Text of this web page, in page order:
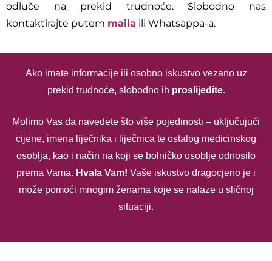
odluče na prekid trudnoće. Slobodno nas
kontaktirajte putem maila ili Whatsappa-a.
Ako imate informacije ili osobno iskustvo vezano uz
prekid trudnoće, slobodno ih proslijedite.
Molimo Vas da navedete što više pojedinosti – uključujući
cijene, imena liječnika i liječnica te ostalog medicinskog
osoblja, kao i način na koji se bolničko osoblje odnosilo
prema Vama. Hvala Vam! Vaše iskustvo dragocjeno je i
može pomoći mnogim ženama koje se nalaze u sličnoj
situaciji.